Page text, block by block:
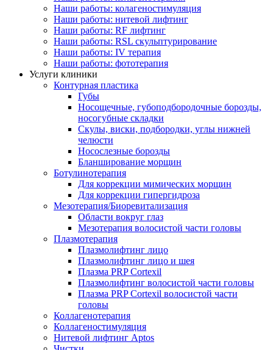
Наши работы: колагеностимуляция
Наши работы: нитевой лифтинг
Наши работы: RF лифтинг
Наши работы: RSL скульптурирование
Наши работы: IV терапия
Наши работы: фототерапия
Услуги клиники
Контурная пластика
Губы
Носощечные, губоподбородочные борозды,
носогубные складки
Скулы, виски, подбородки, углы нижней
челюсти
Носослезные борозды
Бланширование морщин
Ботулинотерапия
Для коррекции мимических морщин
Для коррекции гипергидроза
Мезотерапия/Биоревитализация
Области вокруг глаз
Мезотерапия волосистой части головы
Плазмотерапия
Плазмолифтинг лицо
Плазмолифтинг лицо и шея
Плазма PRP Cortexil
Плазмолифтинг волосистой части головы
Плазма PRP Cortexil волосистой части
головы
Коллагенотерапия
Коллагеностимуляция
Нитевой лифтинг Aptos